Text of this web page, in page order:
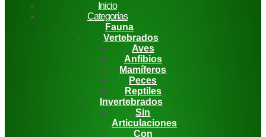
Inicio
Categorías
Fauna
Vertebrados
Aves
Anfibios
Mamíferos
Peces
Reptiles
Invertebrados
Sin
Articulaciones
Con